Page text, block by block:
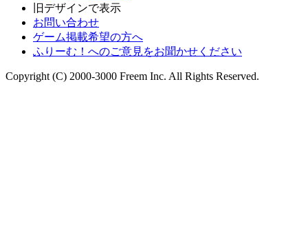
旧デザインで表示
お問い合わせ
ゲーム掲載希望の方へ
ふりーむ！へのご意見をお聞かせください
Copyright (C) 2000-3000 Freem Inc. All Rights Reserved.